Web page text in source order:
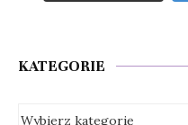
KATEGORIE